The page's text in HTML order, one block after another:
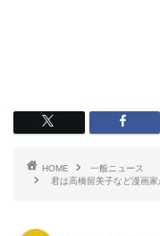
HOME
一般ニュース
君は高橋留美子など漫画